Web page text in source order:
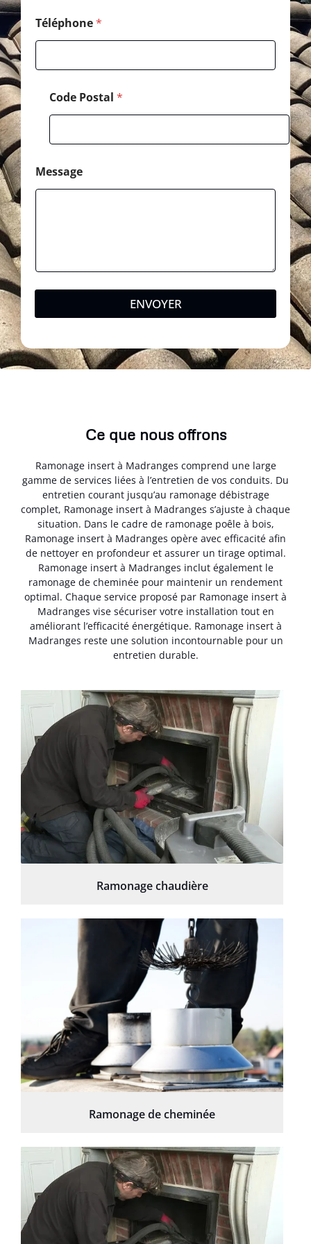
Téléphone*
Code Postal *
Message
ENVOYER
Ce que nous offrons
Ramonage insert à Madranges comprend une large
gamme de services liées à l’entretien de vos conduits. Du
entretien courant jusqu’au ramonage débistrage
complet, Ramonage insert à Madranges s’ajuste à chaque
situation. Dans le cadre de ramonage poêle à bois,
Ramonage insert à Madranges opère avec efficacité afin
de nettoyer en profondeur et assurer un tirage optimal.
Ramonage insert à Madranges inclut également le
ramonage de cheminée pour maintenir un rendement
optimal. Chaque service proposé par Ramonage insert à
Madranges vise sécuriser votre installation tout en
améliorant l’efficacité énergétique. Ramonage insert à
Madranges reste une solution incontournable pour un
entretien durable.
Ramonage chaudière
Ramonage de cheminée